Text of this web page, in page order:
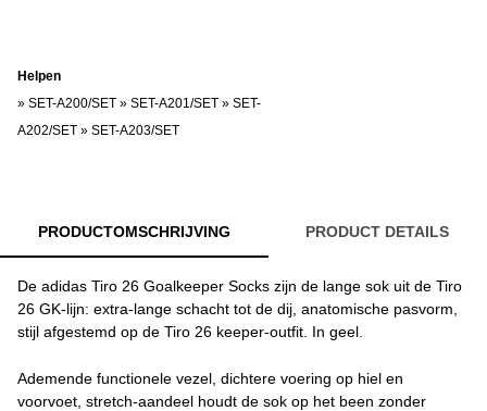
Helpen
» SET-A200/SET » SET-A201/SET » SET-
A202/SET » SET-A203/SET
PRODUCTOMSCHRIJVING PRODUCT DETAILS
De adidas Tiro 26 Goalkeeper Socks zijn de lange sok uit de Tiro
26 GK-lijn: extra-lange schacht tot de dij, anatomische pasvorm,
stijl afgestemd op de Tiro 26 keeper-outfit. In geel.
Ademende functionele vezel, dichtere voering op hiel en
voorvoet, stretch-aandeel houdt de sok op het been zonder